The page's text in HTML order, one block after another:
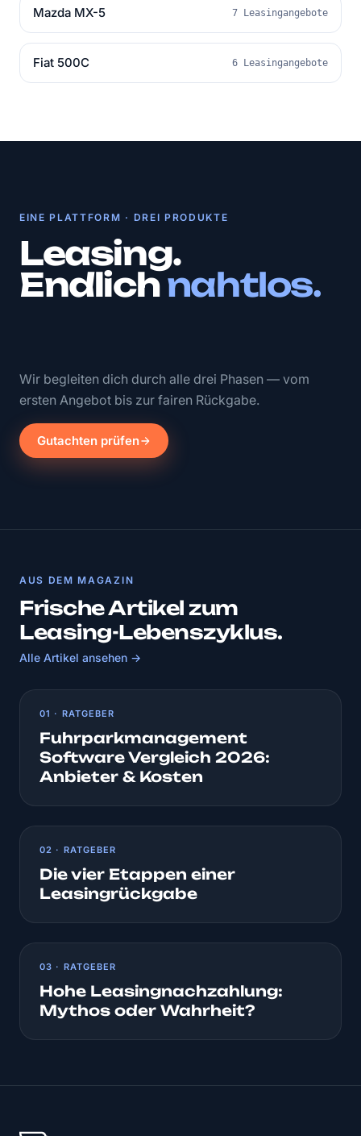
Mazda MX-5 7 Leasingangebote
Fiat 500C 6 Leasingangebote
EINE PLATTFORM · DREI PRODUKTE
Leasing.
Endlichnahtlos.
Wir begleiten dich durch alle drei Phasen — vom
ersten Angebot bis zur fairen Rückgabe.
Gutachten prüfen
AUS DEM MAGAZIN
Frische Artikel zum
Leasing-Lebenszyklus.
Alle Artikel ansehen →
01 · RATGEBER
Fuhrparkmanagement
Software Vergleich 2026:
Anbieter & Kosten
02 · RATGEBER
Die vier Etappen einer
Leasingrückgabe
03 · RATGEBER
Hohe Leasingnachzahlung:
Mythos oder Wahrheit?